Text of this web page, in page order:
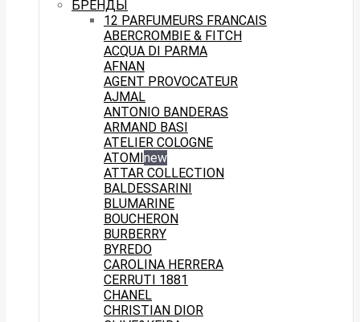
БРЕНДЫ
12 PARFUMEURS FRANCAIS
ABERCROMBIE & FITCH
ACQUA DI PARMA
AFNAN
AGENT PROVOCATEUR
AJMAL
ANTONIO BANDERAS
ARMAND BASI
ATELIER COLOGNE
ATOMI new
ATTAR COLLECTION
BALDESSARINI
BLUMARINE
BOUCHERON
BURBERRY
BYREDO
CAROLINA HERRERA
CERRUTI 1881
CHANEL
CHRISTIAN DIOR